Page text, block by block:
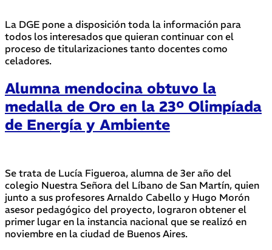
La DGE pone a disposición toda la información para
todos los interesados que quieran continuar con el
proceso de titularizaciones tanto docentes como
celadores.
Alumna mendocina obtuvo la
medalla de Oro en la 23º Olimpíada
de Energía y Ambiente
Se trata de Lucía Figueroa, alumna de 3er año del
colegio Nuestra Señora del Líbano de San Martín, quien
junto a sus profesores Arnaldo Cabello y Hugo Morón
asesor pedagógico del proyecto, lograron obtener el
primer lugar en la instancia nacional que se realizó en
noviembre en la ciudad de Buenos Aires.